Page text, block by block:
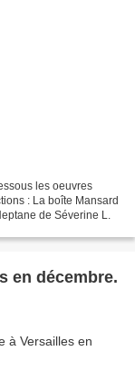
les oeuvres
: La boîte Mansard
par Brigitte R. La boîte Heptane de Séverine L.
en décembre.